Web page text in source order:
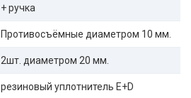
+ ручка
Противосъёмные диаметром 10 мм.
2шт. диаметром 20 мм.
резиновый уплотнитель E+D